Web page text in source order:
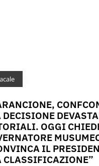
OGGI
IL
CLASSIFICAZIONE”